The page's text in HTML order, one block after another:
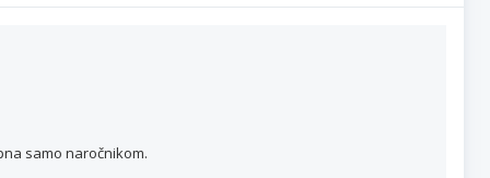
samo naročnikom.